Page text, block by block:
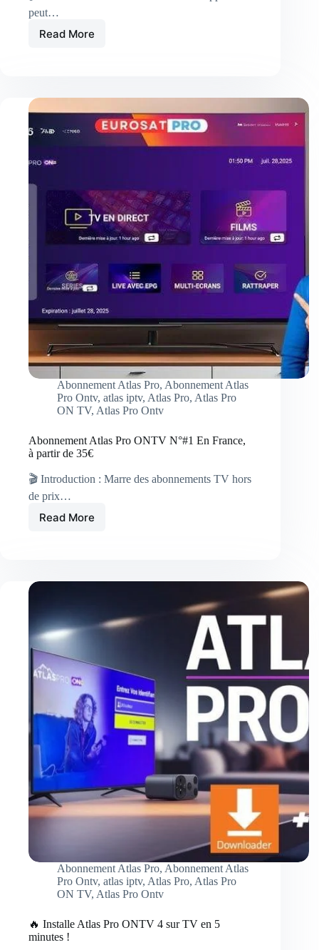
peut…
Read More
Appareils
Abonnement Atlas Pro, Abonnement Atlas
Pro Ontv, atlas iptv, Atlas Pro, Atlas Pro
ON TV, Atlas Pro Ontv
Abonnement Atlas Pro ONTV N°#1 En France,
à partir de 35€
🎬 Introduction : Marre des abonnements TV hors
de prix…
Read MoreAbonnement
à
partir
35€
Abonnement Atlas Pro, Abonnement Atlas
Pro Ontv, atlas iptv, Atlas Pro, Atlas Pro
ON TV, Atlas Pro Ontv
🔥 Installe Atlas Pro ONTV 4 sur TV en 5
minutes !